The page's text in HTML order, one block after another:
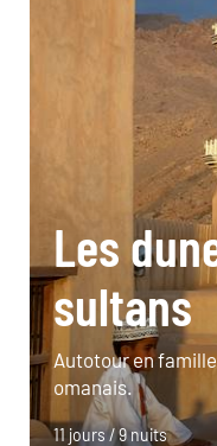
Les
sultans
Autotour en
omanais.
11 jours / 9 nuits